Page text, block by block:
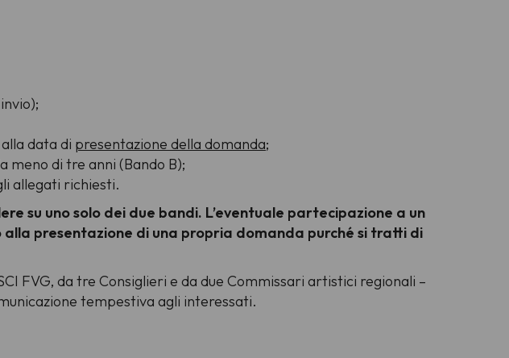
data di presentazione della domanda;
meno di tre anni (Bando B);
allegati richiesti.
su uno solo dei due bandi. L’eventuale partecipazione a un
presentazione di una propria domanda purché si tratti di
FVG, da tre Consiglieri e da due Commissari artistici regionali –
tempestiva agli interessati.